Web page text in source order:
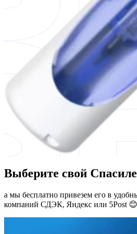
Выберите свой
а мы бесплатно привезем его в
компаний СДЭК, Яндекс или 5Post 😊